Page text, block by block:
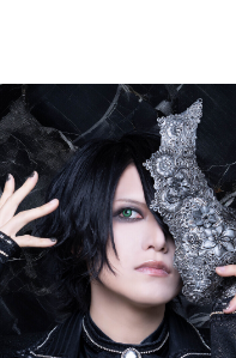
BIG UP!について
ニュース
料金プラン
サポート